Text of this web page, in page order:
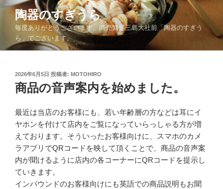
コ
ツ
陶器のすぎうら
毎度ありがとうございます。商売繁盛三島大社前「陶器のすぎう
ら」でございます。
投
稿
日:
2026年6月5日 投稿者: MOTOHIRO
商品の音声案内を始めました。
最近は当店のお客様にも、若い年齢層の方などは耳にイ
ヤホンを付けて店内をご覧になっていらっしゃる方が増
えております。そういったお客様向けに、スマホのカメ
ラアプリでQRコードを映して頂くことで、商品の音声案
内が聞けるように店内の各コーナーにQRコードを提示し
ていきます。
インバウンドのお客様向けにも英語での商品説明もお聞